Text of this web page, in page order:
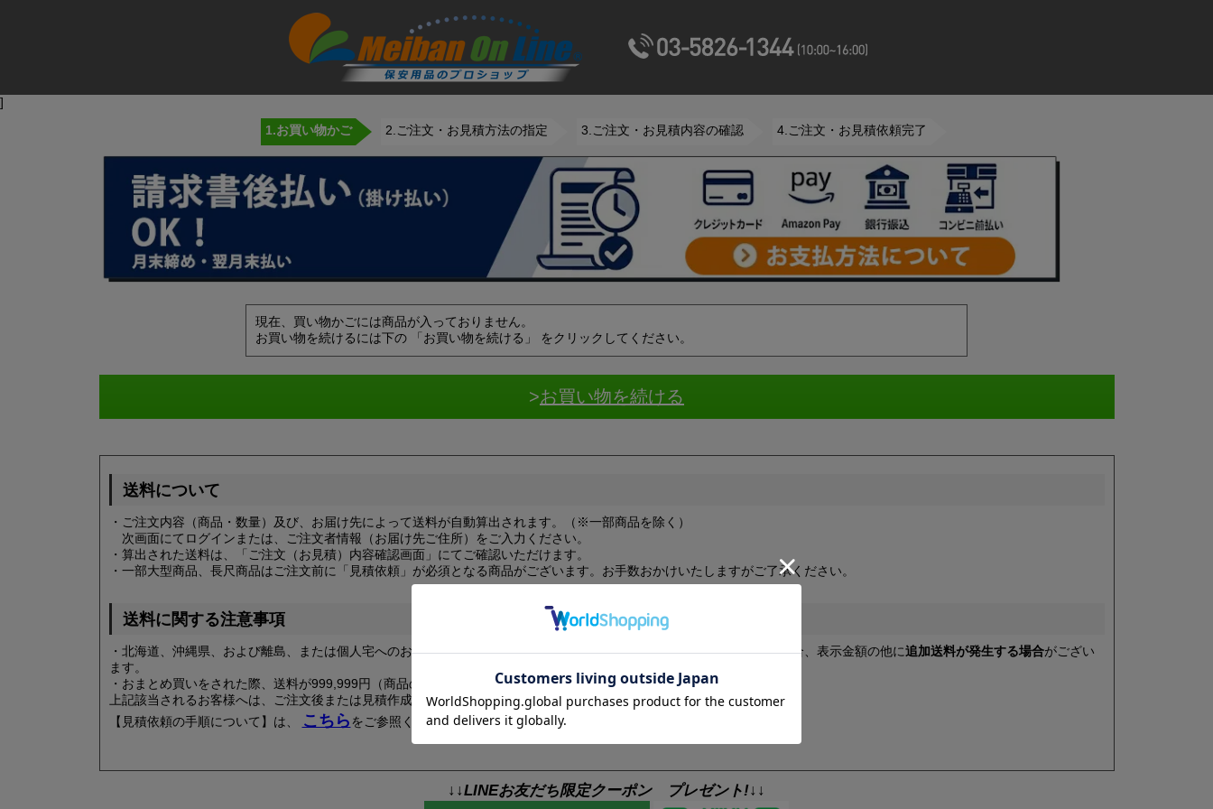
]
1.お買い物かご
2.ご注文・お見積方法の指定 3.ご注文・お見積内容の確認 4.ご注文・お見積依頼完了
現在、買い物かごには商品が入っておりません。
お買い物を続けるには下の 「お買い物を続ける」 をクリックしてください。
>
送料について
・ご注文内容（商品・数量）及び、お届け先によって送料が自動算出されます。（※一部商品を除く）
次画面にてログインまたは、ご注文者情報（お届け先ご住所）をご入力ください。
・算出された送料は、「ご注文（お見積）内容確認画面」にてご確認いただけます。
・一部大型商品、長尺商品はご注文前に「見積依頼」が必須となる商品がございます。お手数おかけいたしますがご了承ください。
送料に関する注意事項
・北海道、沖縄県、および離島、または個人宅へのお届け（都道府県問わず）の場合や、商品を大量にご注文いただく場合、表示金額の他に追加送料が発生する場合がござい
ます。
・おまとめ買いをされた際、送料が999,999円（商品の組み合わせによってはそれ以上）と表示される場合がございます。
上記該当されるお客様へは、ご注文後または見積作成時に改めて送料をご連絡させていただきます。
【見積依頼の手順について】は、
こちら をご参照ください。
↓↓LINEお友だち限定クーポン プレゼント!↓↓